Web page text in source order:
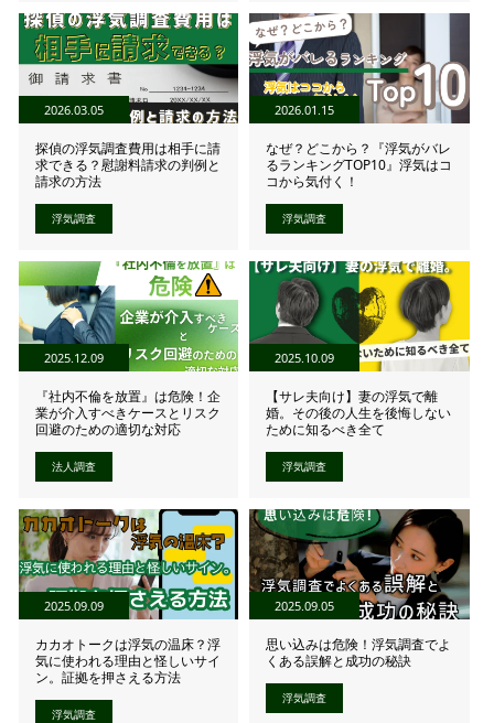
2026.03.05
探偵の浮気調査費用は相手に請
求できる？慰謝料請求の判例と
請求の方法
浮気調査
2026.01.15
なぜ？どこから？『浮気がバレ
るランキングTOP10』浮気はコ
コから気付く！
浮気調査
2025.12.09
『社内不倫を放置』は危険！企
業が介入すべきケースとリスク
回避のための適切な対応
法人調査
2025.10.09
【サレ夫向け】妻の浮気で離
婚。その後の人生を後悔しない
ために知るべき全て
浮気調査
2025.09.09
カカオトークは浮気の温床？浮
気に使われる理由と怪しいサイ
ン。証拠を押さえる方法
浮気調査
2025.09.05
思い込みは危険！浮気調査でよ
くある誤解と成功の秘訣
浮気調査